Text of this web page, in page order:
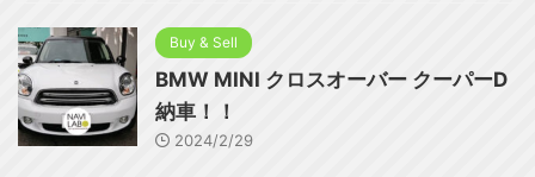
Buy & Sell
BMW MINI クロスオーバー クーパーD
納車！！
2024/2/29